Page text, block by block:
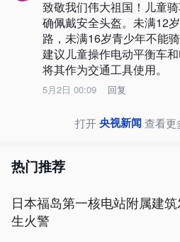
致敬我们伟大祖国！儿童
确佩戴安全头盔。未满12
路，未满16岁青少年不能
建议儿童操作电动平衡车
将其作为交通工具使用。
5月2日 00:09 回复
打开央视新闻查看更
热门推荐
日本福岛第一核电站附属建
生火警